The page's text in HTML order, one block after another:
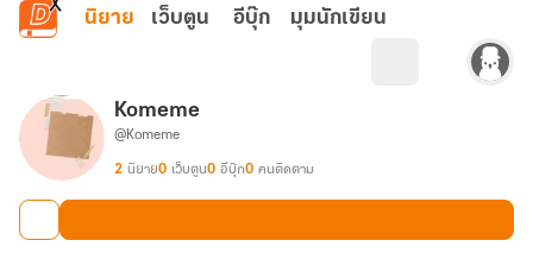
ข้ามไปยังเนื้อหาหลัก
นิยาย เว็บตูน อีบุ๊ก มุมนักเขียน
Komeme
@Komeme
2 นิยาย0 เว็บตูน0 อีบุ๊ก0 คนติดตาม